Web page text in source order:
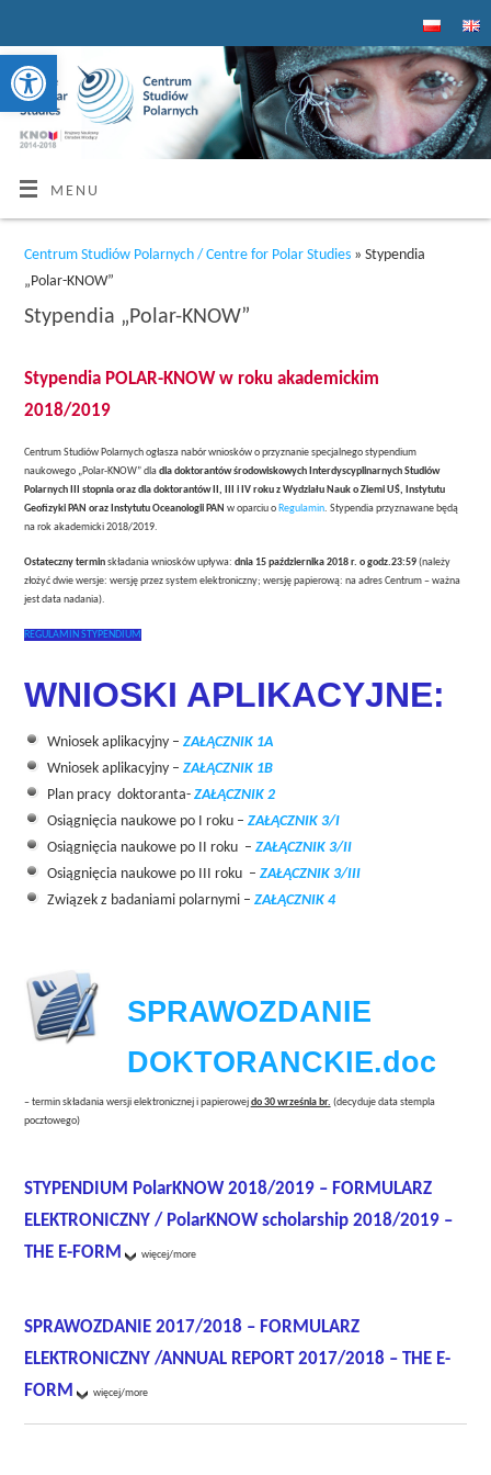
Otwórz pasek narzędzi
MENU
Centrum Studiów Polarnych / Centre for Polar Studies» Stypendia
„Polar-KNOW”
Stypendia „Polar-KNOW”
Stypendia POLAR-KNOW w roku akademickim
2018/2019
Centrum Studiów Polarnych ogłasza nabór wniosków o przyznanie specjalnego stypendium
naukowego „Polar-KNOW” dladla doktorantów środowiskowych Interdyscyplinarnych Studiów
Polarnych III stopnia oraz dla doktorantów II, III i IV roku z Wydziału Nauk o Ziemi UŚ, Instytutu
Geofizyki PAN oraz Instytutu Oceanologii PAN w oparciu o Regulamin. Stypendia przyznawane będą
na rok akademicki 2018/2019.
Ostateczny terminskładania wniosków upływa: dnia 15 października 2018 r. o godz.23:59(należy
złożyć dwie wersje: wersję przez system elektroniczny; wersję papierową: na adres Centrum – ważna
jest data nadania).
REGULAMIN STYPENDIUM
WNIOSKI APLIKACYJNE:
Wniosek aplikacyjny –ZAŁĄCZNIK 1A
Wniosek aplikacyjny –ZAŁĄCZNIK 1B
Plan pracy doktoranta- ZAŁĄCZNIK 2
Osiągnięcia naukowe po I roku –ZAŁĄCZNIK 3/I
Osiągnięcia naukowe po II roku –ZAŁĄCZNIK 3/II
Osiągnięcia naukowe po III roku –ZAŁĄCZNIK 3/III
Związek z badaniami polarnymi –ZAŁĄCZNIK 4
SPRAWOZDANIE
DOKTORANCKIE.doc
– termin składania wersji elektronicznej i papierowejdo 30 września br. (decyduje data stempla
pocztowego)
STYPENDIUM PolarKNOW 2018/2019 – FORMULARZ
ELEKTRONICZNY / PolarKNOW scholarship 2018/2019 –
THE E-FORM
więcej/more
SPRAWOZDANIE 2017/2018 – FORMULARZ
ELEKTRONICZNY /ANNUAL REPORT 2017/2018 – THE E-
FORM
więcej/more